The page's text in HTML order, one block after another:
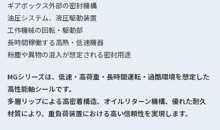
ギアボックス外部の密封機構
油圧システム、液圧駆動装置
工作機械の回転・駆動部
長時間稼働する高熱・低速機器
粉塵や異物の混入が想定される密封用途
MGシリーズは、低速・高荷重・長時間運転・過酷環境を想定した
高性能軸シールです。
多層リップによる高密着構造、オイルリターン機構、優れた耐久
材質により、重負荷装置における高い信頼性を実現します。